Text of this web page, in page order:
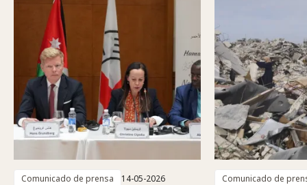
Comunicado de prensa 14-05-2026 Comunicado de